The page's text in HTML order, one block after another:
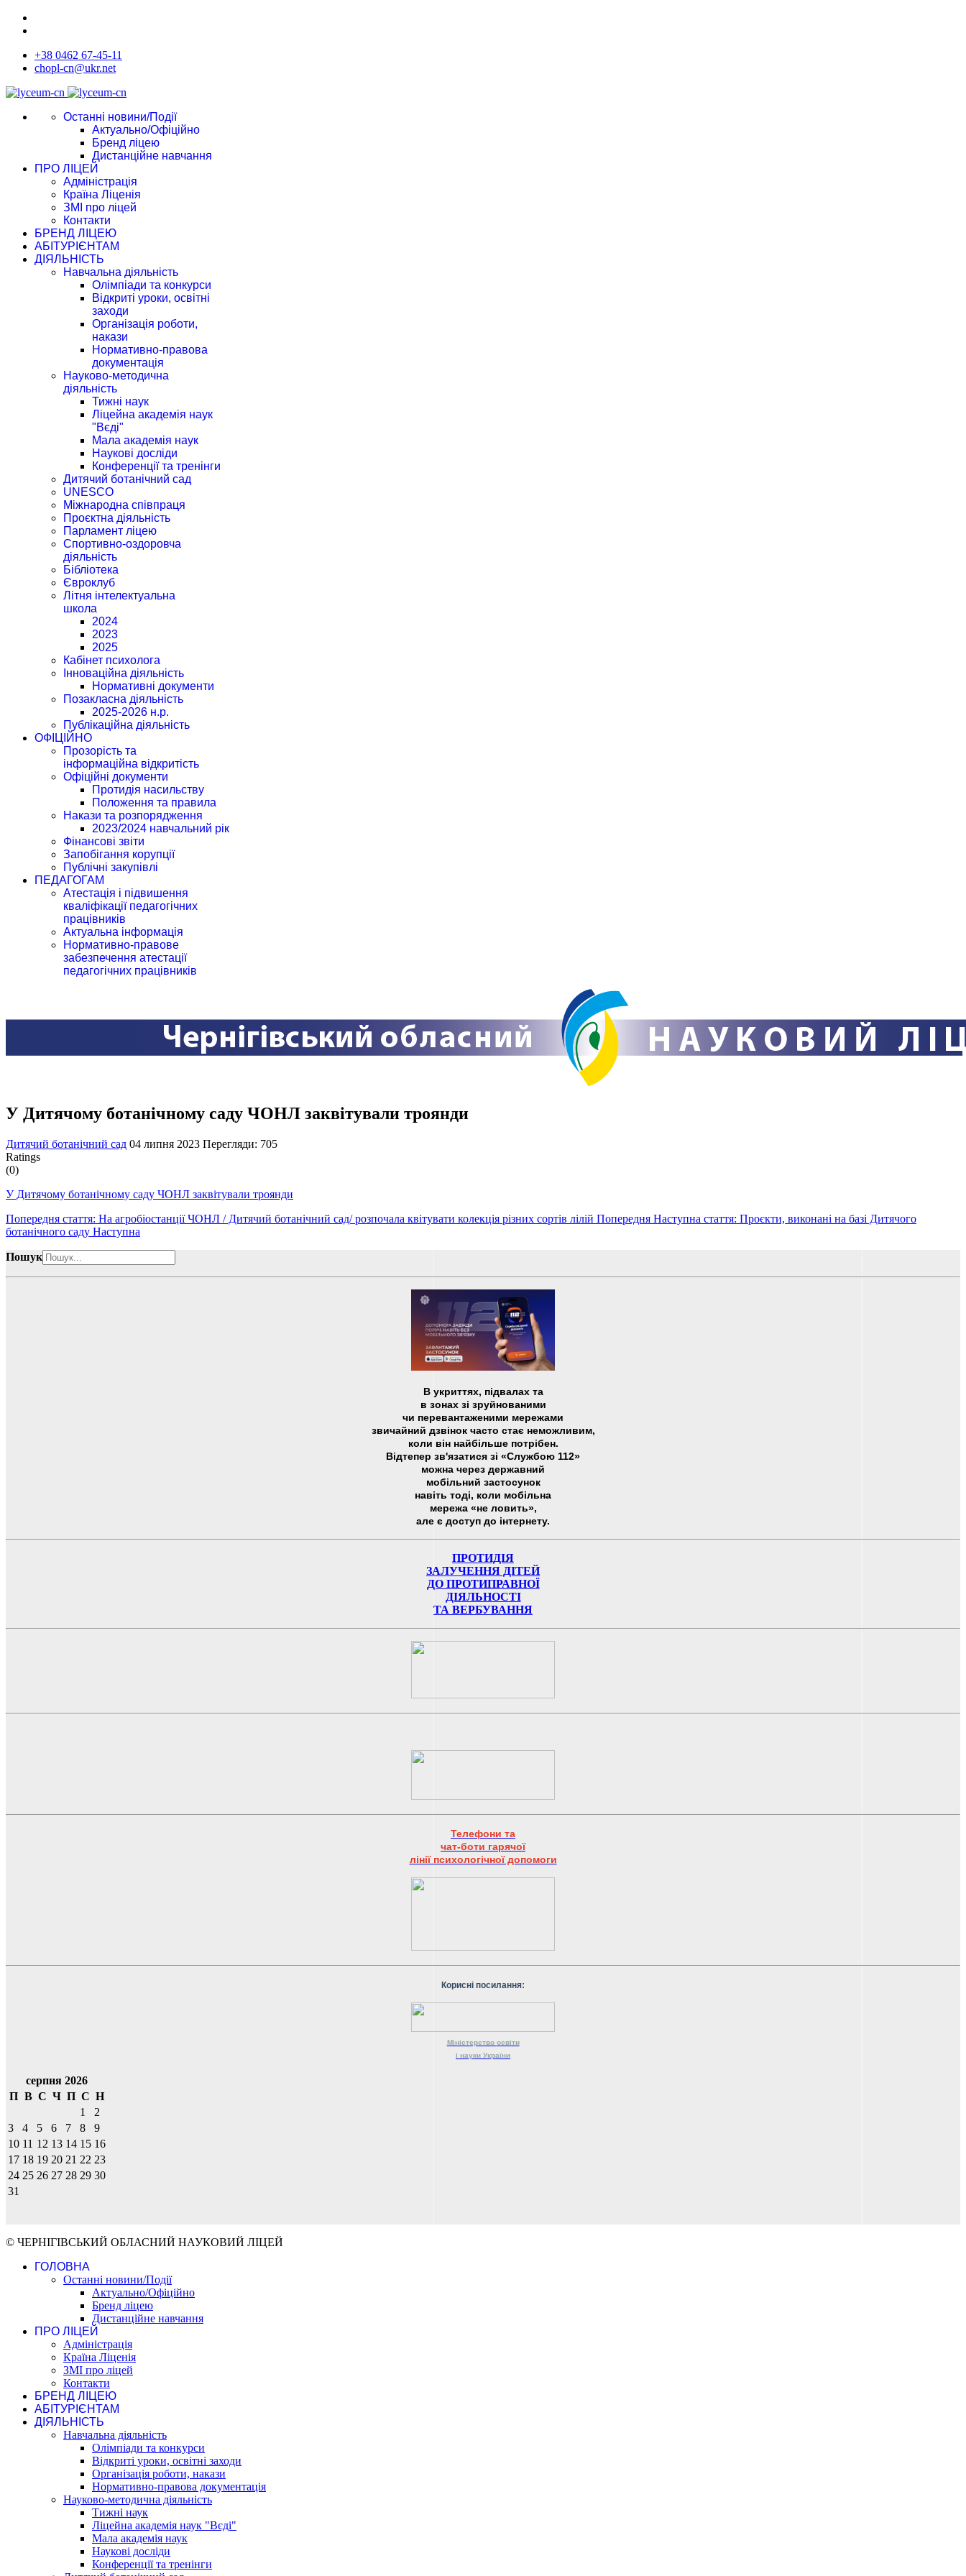
+38 0462 67-45-11
chopl-cn@ukr.net
Останні новини/Події
Актуально/Офіційно
Бренд ліцею
Дистанційне навчання
ПРО ЛІЦЕЙ
Адміністрація
Країна Ліценія
ЗМІ про ліцей
Контакти
БРЕНД ЛІЦЕЮ
АБІТУРІЄНТАМ
ДІЯЛЬНІСТЬ
Навчальна діяльність
Олімпіади та конкурси
Відкриті уроки, освітні
заходи
Організація роботи,
накази
Нормативно-правова
документація
Науково-методична
діяльність
Тижні наук
Ліцейна академія наук
"Вєді"
Мала академія наук
Наукові досліди
Конференції та тренінги
Дитячий ботанічний сад
UNESCO
Міжнародна співпраця
Проєктна діяльність
Парламент ліцею
Спортивно-оздоровча
діяльність
Бібліотека
Євроклуб
Літня інтелектуальна
школа
2024
2023
2025
Кабінет психолога
Інноваційна діяльність
Нормативні документи
Позакласна діяльність
2025-2026 н.р.
Публікаційна діяльність
ОФІЦІЙНО
Прозорість та
інформаційна відкритість
Офіційні документи
Протидія насильству
Положення та правила
Накази та розпорядження
2023/2024 навчальний рік
Фінансові звіти
Запобігання корупції
Публічні закупівлі
ПЕДАГОГАМ
Атестація і підвишення
кваліфікації педагогічних
працівників
Актуальна інформація
Нормативно-правове
забезпечення атестації
педагогічних працівників
У Дитячому ботанічному саду ЧОНЛ заквітували троянди
Дитячий ботанічний сад 04 липня 2023 Перегляди: 705
Ratings
(0)
У Дитячому ботанічному саду ЧОНЛ заквітували троянди
Попередня стаття: На агробіостанції ЧОНЛ / Дитячий ботанічний сад/ розпочала квітувати колекція різних сортів лілій Попередня Наступна стаття: Проєкти, виконані на базі Дитячого
ботанічного саду Наступна
Пошук
В укриттях, підвалах та
в зонах зі зруйнованими
чи перевантаженими мережами
звичайний дзвінок часто стає неможливим,
коли він найбільше потрібен.
Відтепер зв'язатися зі «Службою 112»
можна через державний
мобільний застосунок
навіть тоді, коли мобільна
мережа «не ловить»,
але є доступ до інтернету.
ПРОТИДІЯ
ЗАЛУЧЕННЯ ДІТЕЙ
ДО ПРОТИПРАВНОЇ
ДІЯЛЬНОСТІ
ТА ВЕРБУВАННЯ
Телефони та
чат-боти гарячої
лінії психологічної допомоги
Корисні посилання:
Міністерство освіти
і науки України
серпня 2026
П В С Ч П С Н
1
2
3
4 5 6 7 8
9
10 11 12 13 14 15 16
17 18 19 20 21 22 23
24 25 26 27 28 29 30
31
© ЧЕРНІГІВСЬКИЙ ОБЛАСНИЙ НАУКОВИЙ ЛІЦЕЙ
ГОЛОВНА
Останні новини/Події
Актуально/Офіційно
Бренд ліцею
Дистанційне навчання
ПРО ЛІЦЕЙ
Адміністрація
Країна Ліценія
ЗМІ про ліцей
Контакти
БРЕНД ЛІЦЕЮ
АБІТУРІЄНТАМ
ДІЯЛЬНІСТЬ
Навчальна діяльність
Олімпіади та конкурси
Відкриті уроки, освітні заходи
Організація роботи, накази
Нормативно-правова документація
Науково-методична діяльність
Тижні наук
Ліцейна академія наук "Вєді"
Мала академія наук
Наукові досліди
Конференції та тренінги